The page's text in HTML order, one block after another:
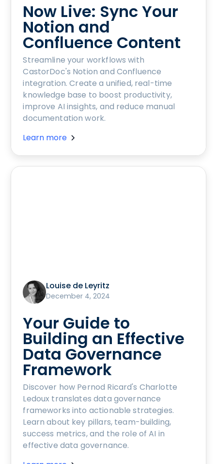
Now Live: Sync Your
Notion and
Confluence Content
Streamline your workflows with
CastorDoc's Notion and Confluence
integration. Create a unified, real-time
knowledge base to boost productivity,
improve AI insights, and reduce manual
documentation work.
Learn more
Louise de Leyritz
December 4, 2024
Your Guide to
Building an Effective
Data Governance
Framework
Discover how Pernod Ricard's Charlotte
Ledoux translates data governance
frameworks into actionable strategies.
Learn about key pillars, team-building,
success metrics, and the role of AI in
effective data governance.